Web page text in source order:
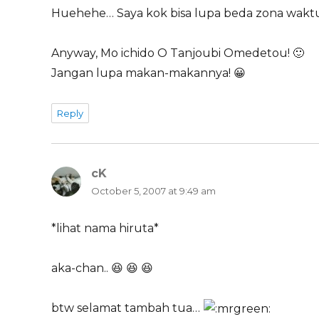
Huehehe… Saya kok bisa lupa beda zona
Anyway, Mo ichido O Tanjoubi Omedetou! 🙂
Jangan lupa makan-makannya! 😀
Reply
cK
October 5, 2007 at 9:49 am
*lihat nama hiruta*
aka-chan.. 😆 😆 😆
btw selamat tambah tua…